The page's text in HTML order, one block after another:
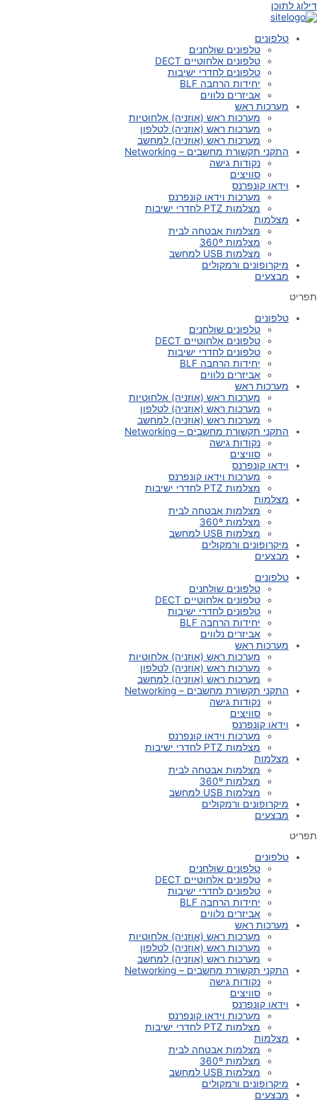
דילוג לתוכן
טלפונים
טלפונים שולחנים
טלפונים אלחוטיים DECT
טלפונים לחדרי ישיבות
יחידות הרחבה BLF
אביזרים נלווים
מערכות ראש
מערכות ראש (אוזניה) אלחוטיות
מערכות ראש (אוזניה) לטלפון
מערכות ראש (אוזניה) למחשב
התקני תקשורת מחשבים – Networking
נקודות גישה
סוויצים
וידאו קונפרנס
מערכות וידאו קונפרנס
מצלמות PTZ לחדרי ישיבות
מצלמות
מצלמות אבטחה לבית
מצלמות 360º
מצלמות USB למחשב
מיקרופונים ורמקולים
מבצעים
תפריט
טלפונים
טלפונים שולחנים
טלפונים אלחוטיים DECT
טלפונים לחדרי ישיבות
יחידות הרחבה BLF
אביזרים נלווים
מערכות ראש
מערכות ראש (אוזניה) אלחוטיות
מערכות ראש (אוזניה) לטלפון
מערכות ראש (אוזניה) למחשב
התקני תקשורת מחשבים – Networking
נקודות גישה
סוויצים
וידאו קונפרנס
מערכות וידאו קונפרנס
מצלמות PTZ לחדרי ישיבות
מצלמות
מצלמות אבטחה לבית
מצלמות 360º
מצלמות USB למחשב
מיקרופונים ורמקולים
מבצעים
טלפונים
טלפונים שולחנים
טלפונים אלחוטיים DECT
טלפונים לחדרי ישיבות
יחידות הרחבה BLF
אביזרים נלווים
מערכות ראש
מערכות ראש (אוזניה) אלחוטיות
מערכות ראש (אוזניה) לטלפון
מערכות ראש (אוזניה) למחשב
התקני תקשורת מחשבים – Networking
נקודות גישה
סוויצים
וידאו קונפרנס
מערכות וידאו קונפרנס
מצלמות PTZ לחדרי ישיבות
מצלמות
מצלמות אבטחה לבית
מצלמות 360º
מצלמות USB למחשב
מיקרופונים ורמקולים
מבצעים
תפריט
טלפונים
טלפונים שולחנים
טלפונים אלחוטיים DECT
טלפונים לחדרי ישיבות
יחידות הרחבה BLF
אביזרים נלווים
מערכות ראש
מערכות ראש (אוזניה) אלחוטיות
מערכות ראש (אוזניה) לטלפון
מערכות ראש (אוזניה) למחשב
התקני תקשורת מחשבים – Networking
נקודות גישה
סוויצים
וידאו קונפרנס
מערכות וידאו קונפרנס
מצלמות PTZ לחדרי ישיבות
מצלמות
מצלמות אבטחה לבית
מצלמות 360º
מצלמות USB למחשב
מיקרופונים ורמקולים
מבצעים